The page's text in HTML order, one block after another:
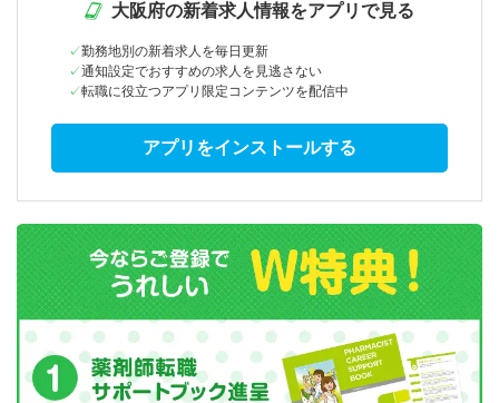
大阪府の新着求人情報をアプリで見る
勤務地別の新着求人を毎日更新
通知設定でおすすめの求人を見逃さない
転職に役立つアプリ限定コンテンツを配信中
アプリをインストールする